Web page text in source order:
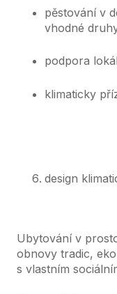
pěstování v
vhodné
podpora
klimaticky
design
Ubytování v
obnovy tradic,
s vlastním